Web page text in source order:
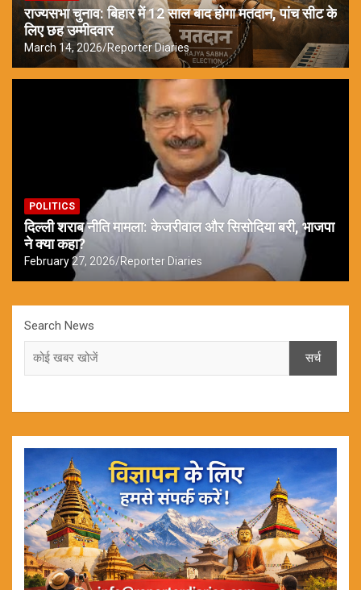
राज्यसभा चुनाव: बिहार में 12 साल बाद होगा मतदान, पांच सीट के
लिए छह उम्मीदवार
March 14, 2026 Reporter Diaries
POLITICS
दिल्ली शराब नीति मामला: केजरीवाल और सिसोदिया बरी, भाजपा
ने क्या कहा?
February 27, 2026 Reporter Diaries
Search News
सर्च